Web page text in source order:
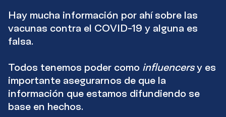
Hay mucha información por ahí sobre las
vacunas contra el COVID-19 y alguna es
falsa.
Todos tenemos poder como influencersy es
importante asegurarnos de que la
información que estamos difundiendo se
base en hechos.